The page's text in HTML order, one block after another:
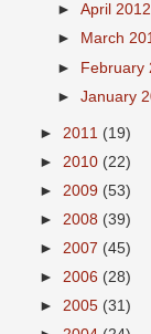
►April 2012
►
March
► February
►January
► 2011 (19)
► 2010 (22)
► 2009 (53)
► 2008 (39)
► 2007 (45)
► 2006 (28)
► 2005 (31)